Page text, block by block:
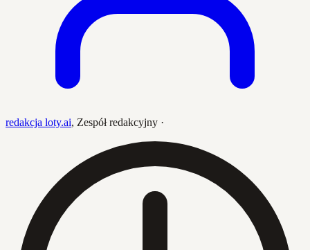
redakcja loty.ai, Zespół redakcyjny ·